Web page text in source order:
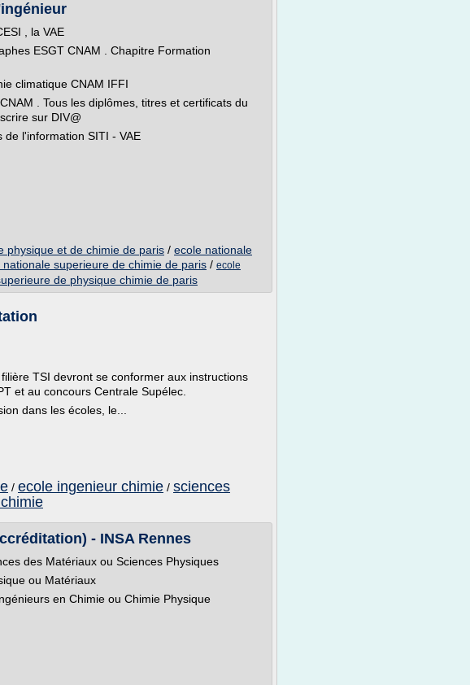
, la VAE
ESGT CNAM . Chapitre Formation
climatique CNAM IFFI
. Tous les diplômes, titres et certificats du
sur DIV@
de l'information SITI - VAE
physique et de chimie de paris / ecole nationale
nationale superieure de chimie de paris / ecole
de physique chimie de paris
TSI devront se conformer aux instructions
et au concours Centrale Supélec.
dans les écoles, le...
/ ecole ingenieur chimie / sciences
- INSA Rennes
des Matériaux ou Sciences Physiques
ou Matériaux
en Chimie ou Chimie Physique